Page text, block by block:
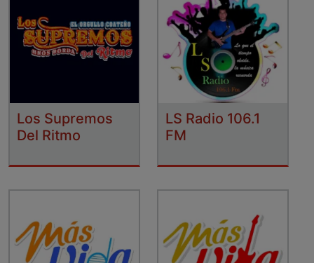
Los Supremos
Del Ritmo
LS Radio 106.1
FM